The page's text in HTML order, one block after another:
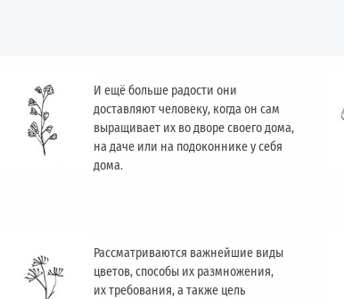
И ещё больше радости они
доставляют человеку, когда он сам
выращивает их во дворе своего дома,
на даче или на подоконнике у себя
дома.
Рассматриваются важнейшие виды
цветов, способы их размножения,
их требования, а также цель